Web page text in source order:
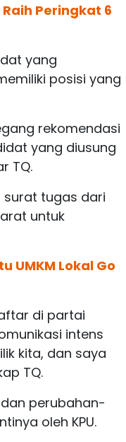
Peringkat 6
yang
posisi yang
rekomendasi
yang diusung
TQ.
surat tugas dari
untuk
UMKM Lokal Go
di partai
intens
kita, dan saya
TQ.
perubahan-
oleh KPU.